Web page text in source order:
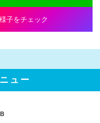
子をチェック
ュー